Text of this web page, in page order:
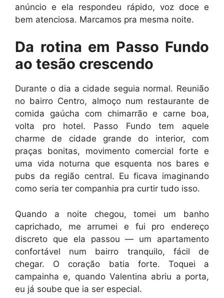
anúncio e ela respondeu rápido, voz doce e
bem atenciosa. Marcamos pra mesma noite.
Da rotina em Passo Fundo
ao tesão crescendo
Durante o dia a cidade seguia normal. Reunião
no bairro Centro, almoço num restaurante de
comida gaúcha com chimarrão e carne boa,
volta pro hotel. Passo Fundo tem aquele
charme de cidade grande do interior, com
praças bonitas, movimento comercial forte e
uma vida noturna que esquenta nos bares e
pubs da região central. Eu ficava imaginando
como seria ter companhia pra curtir tudo isso.
Quando a noite chegou, tomei um banho
caprichado, me arrumei e fui pro endereço
discreto que ela passou — um apartamento
confortável num bairro tranquilo, fácil de
chegar. O coração batia forte. Toquei a
campainha e, quando Valentina abriu a porta,
eu já soube que ia ser especial.